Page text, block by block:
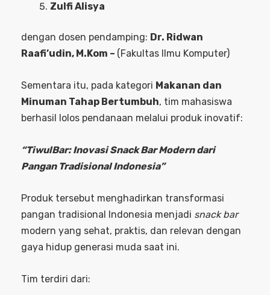
Zulfi Alisya
dengan dosen pendamping: Dr. Ridwan
Raafi’udin, M.Kom – (Fakultas Ilmu Komputer)
Sementara itu, pada kategori Makanan dan
Minuman Tahap Bertumbuh, tim mahasiswa
berhasil lolos pendanaan melalui produk inovatif:
“TiwulBar: Inovasi Snack Bar Modern dari
Pangan Tradisional Indonesia”
Produk tersebut menghadirkan transformasi
pangan tradisional Indonesia menjadi snack bar
modern yang sehat, praktis, dan relevan dengan
gaya hidup generasi muda saat ini.
Tim terdiri dari: